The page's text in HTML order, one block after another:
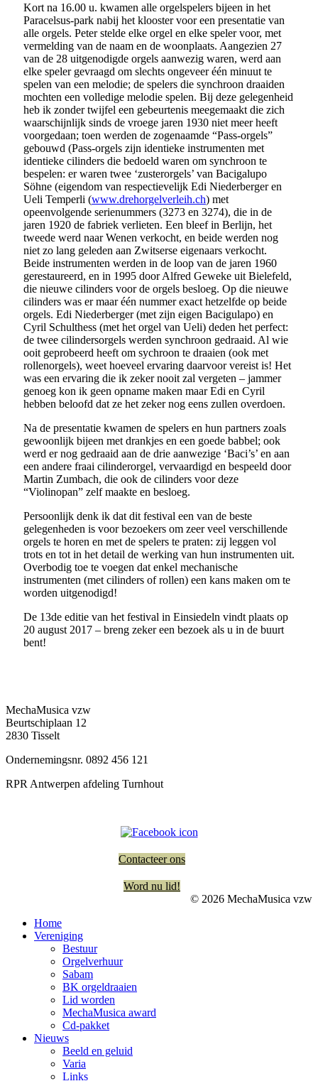
Kort na 16.00 u. kwamen alle orgelspelers bijeen in het
Paracelsus-park nabij het klooster voor een presentatie van
alle orgels. Peter stelde elke orgel en elke speler voor, met
vermelding van de naam en de woonplaats. Aangezien 27
van de 28 uitgenodigde orgels aanwezig waren, werd aan
elke speler gevraagd om slechts ongeveer één minuut te
spelen van een melodie; de spelers die synchroon draaiden
mochten een volledige melodie spelen. Bij deze gelegenheid
heb ik zonder twijfel een gebeurtenis meegemaakt die zich
waarschijnlijk sinds de vroege jaren 1930 niet meer heeft
voorgedaan; toen werden de zogenaamde “Pass-orgels”
gebouwd (Pass-orgels zijn identieke instrumenten met
identieke cilinders die bedoeld waren om synchroon te
bespelen: er waren twee ‘zusterorgels’ van Bacigalupo
Söhne (eigendom van respectievelijk Edi Niederberger en
Ueli Temperli (www.drehorgelverleih.ch) met
opeenvolgende serienummers (3273 en 3274), die in de
jaren 1920 de fabriek verlieten. Een bleef in Berlijn, het
tweede werd naar Wenen verkocht, en beide werden nog
niet zo lang geleden aan Zwitserse eigenaars verkocht.
Beide instrumenten werden in de loop van de jaren 1960
gerestaureerd, en in 1995 door Alfred Geweke uit Bielefeld,
die nieuwe cilinders voor de orgels besloeg. Op die nieuwe
cilinders was er maar één nummer exact hetzelfde op beide
orgels. Edi Niederberger (met zijn eigen Bacigulapo) en
Cyril Schulthess (met het orgel van Ueli) deden het perfect:
de twee cilindersorgels werden synchroon gedraaid. Al wie
ooit geprobeerd heeft om sychroon te draaien (ook met
rollenorgels), weet hoeveel ervaring daarvoor vereist is! Het
was een ervaring die ik zeker nooit zal vergeten – jammer
genoeg kon ik geen opname maken maar Edi en Cyril
hebben beloofd dat ze het zeker nog eens zullen overdoen.
Na de presentatie kwamen de spelers en hun partners zoals
gewoonlijk bijeen met drankjes en een goede babbel; ook
werd er nog gedraaid aan de drie aanwezige ‘Baci’s’ en aan
een andere fraai cilinderorgel, vervaardigd en bespeeld door
Martin Zumbach, die ook de cilinders voor deze
“Violinopan” zelf maakte en besloeg.
Persoonlijk denk ik dat dit festival een van de beste
gelegenheden is voor bezoekers om zeer veel verschillende
orgels te horen en met de spelers te praten: zij leggen vol
trots en tot in het detail de werking van hun instrumenten uit.
Overbodig toe te voegen dat enkel mechanische
instrumenten (met cilinders of rollen) een kans maken om te
worden uitgenodigd!
De 13de editie van het festival in Einsiedeln vindt plaats op
20 august 2017 – breng zeker een bezoek als u in de buurt
bent!
MechaMusica vzw
Beurtschiplaan 12
2830 Tisselt
Ondernemingsnr. 0892 456 121
RPR Antwerpen afdeling Turnhout
Contacteer ons
Word nu lid!
© 2026 MechaMusica vzw
Home
Vereniging
Bestuur
Orgelverhuur
Sabam
BK orgeldraaien
Lid worden
MechaMusica award
Cd-pakket
Nieuws
Beeld en geluid
Varia
Links